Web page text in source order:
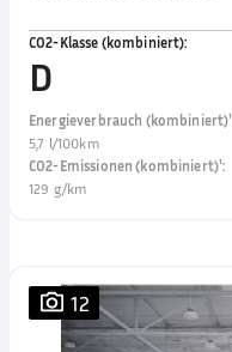
CO2-Klasse (kombiniert):
D
Energieverbrauch (kombiniert)¹
5,7 l/100km
CO2-Emissionen (kombiniert)¹:
129 g/km
12